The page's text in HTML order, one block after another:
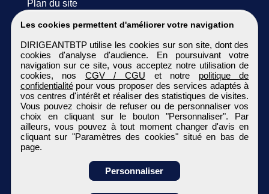
Les cookies permettent d'améliorer votre navigation
DIRIGEANTBTP utilise les cookies sur son site, dont des
cookies d'analyse d'audience. En poursuivant votre
navigation sur ce site, vous acceptez notre utilisation de
cookies, nos CGV / CGU et notre politique de
confidentialitépour vous proposer des services adaptés à
vos centres d'intérêt et réaliser des statistiques de visites.
Vous pouvez choisir de refuser ou de personnaliser vos
choix en cliquant sur le bouton "Personnaliser". Par
ailleurs, vous pouvez à tout moment changer d'avis en
cliquant sur "Paramètres des cookies" situé en bas de
page.
Personnaliser
Plan du site